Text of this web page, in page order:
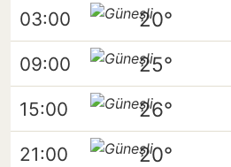
03:00 20°
09:00 25°
15:00 26°
21:00 20°